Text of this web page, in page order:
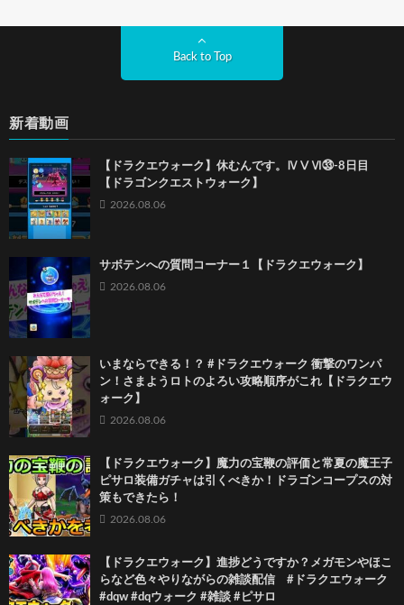
Back to Top
新着動画
【ドラクエウォーク】休むんです。ⅣⅤⅥ㉝-8日目
【ドラゴンクエストウォーク】
2026.08.06
サボテンへの質問コーナー１【ドラクエウォーク】
2026.08.06
いまならできる！？ #ドラクエウォーク 衝撃のワンパ
ン！さまようロトのよろい攻略順序がこれ【ドラクエウ
ォーク】
2026.08.06
【ドラクエウォーク】魔力の宝鞭の評価と常夏の魔王子
ピサロ装備ガチャは引くべきか！ドラゴンコープスの対
策もできたら！
2026.08.06
【ドラクエウォーク】進捗どうですか？メガモンやほこ
らなど色々やりながらの雑談配信 #ドラクエウォーク
#dqw #dqウォーク #雑談 #ピサロ